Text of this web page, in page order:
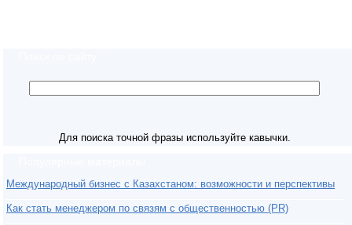
Для поиска точной фразы используйте кавычки.
Международный бизнес с Казахстаном: возможности и перспективы
Как стать менеджером по связям с общественностью (PR)